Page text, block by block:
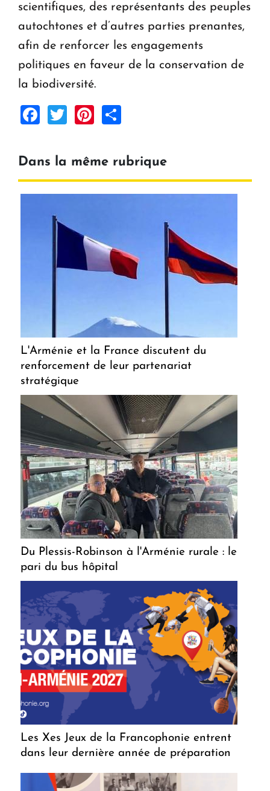
scientifiques, des représentants des peuples
autochtones et d’autres parties prenantes,
afin de renforcer les engagements
politiques en faveur de la conservation de
la biodiversité.
Facebook
TwitterPinterest
Dans la même rubrique
L'Arménie et la France discutent du
renforcement de leur partenariat
stratégique
Du Plessis-Robinson à l'Arménie rurale : le
pari du bus hôpital
Les Xes Jeux de la Francophonie entrent
dans leur dernière année de préparation